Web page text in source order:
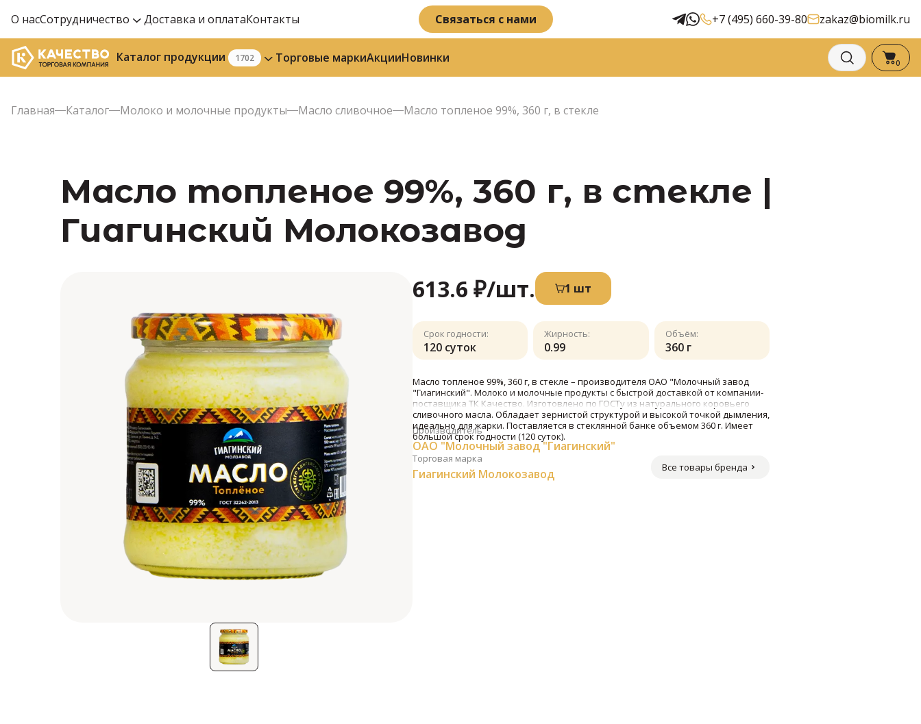
О насСотрудничество Доставка и оплатаКонтакты Связаться с нами +7 (495) 660-39-80 zakaz@biomilk.ru
Каталог продукции 1702 Торговые маркиАкцииНовинки 0
Главная Каталог Молоко и молочные продукты Масло сливочное Масло топленое 99%, 360 г, в стекле
Масло топленое 99%, 360 г, в стекле |
Гиагинский Молокозавод
613.6 ₽/шт. 1 шт
Срок годности:
120 суток
Жирность:
0.99
Объём:
360 г
Масло топленое 99%, 360 г, в стекле – производителя ОАО "Молочный завод
"Гиагинский". Молоко и молочные продукты с быстрой доставкой от компании-
поставщика ТК Качество. Изготовлено по ГОСТу из натурального коровьего
сливочного масла. Обладает зернистой структурой и высокой точкой дымления,
идеально для жарки. Поставляется в стеклянной банке объемом 360 г. Имеет
большой срок годности (120 суток).
Производитель
ОАО "Молочный завод "Гиагинский"
Торговая марка
Гиагинский Молокозавод Все товары бренда